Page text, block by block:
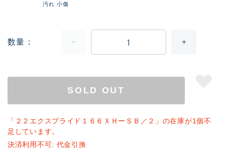
汚れ 小傷
数量
SOLD OUT
「２２エクスプライド１６６ＸＨーＳＢ／２」の在庫が1個不
足しています。
決済利用不可: 代金引換